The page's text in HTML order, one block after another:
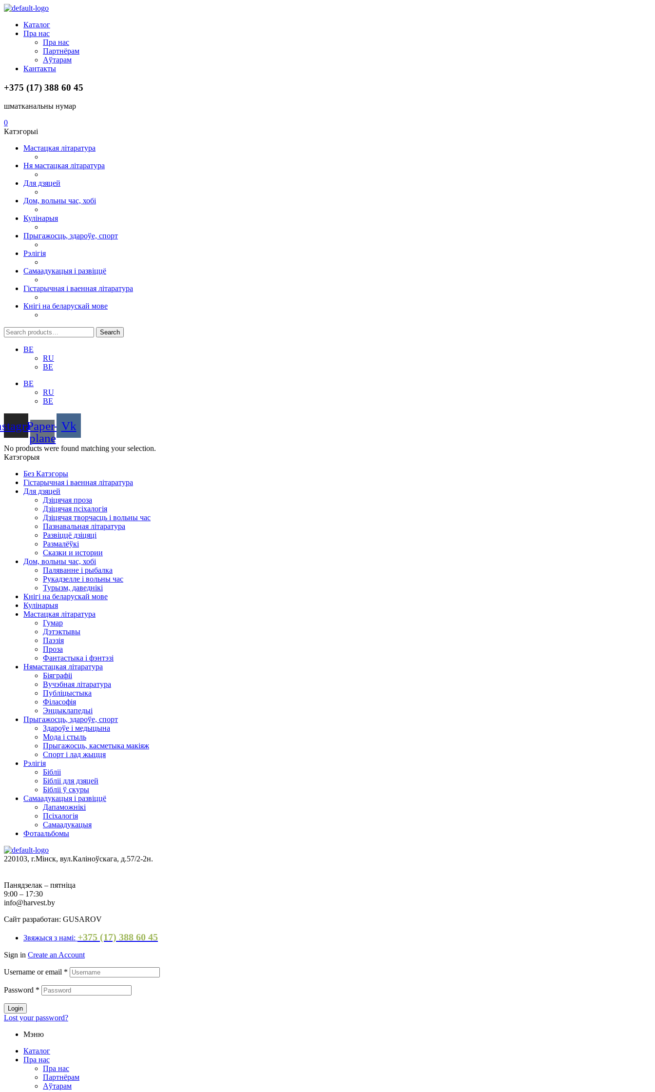
Menu
Каталог
Пра нас
Пра нас
Партнёрам
Аўтарам
Кантакты
+375 (17) 388 60 45
шматканальны нумар
0
Катэгорыі
Мастацкая літаратура
Ня мастацкая літаратура
Для дзяцей
Дом, вольны час, хобі
Кулінарыя
Прыгажосць, здароўе, спорт
Рэлігія
Самаадукацыя і развіццё
Гістарычная і ваенная літаратура
Кнігі на беларускай мове
Search
for:
Search
BE
RU
BE
BE
RU
BE
Paper-
plane
Vk
No products were found matching your selection.
Катэгорыя
Без Катэгоры
Гістарычная і ваенная літаратура
Для дзяцей
Дзіцячая проза
Дзіцячая псіхалогія
Дзіцячая творчасць і вольны час
Пазнавальная літаратура
Развіццё дзіцяці
Размалёўкі
Сказки и истории
Дом, вольны час, хобі
Паляванне і рыбалка
Рукадзелле і вольны час
Турызм, даведнікі
Кнігі на беларускай мове
Кулінарыя
Мастацкая літаратура
Гумар
Дэтэктывы
Паэзія
Проза
Фантастыка і фэнтэзі
Нямастацкая літаратура
Біяграфіі
Вучэбная літаратура
Публіцыстыка
Філасофія
Энцыклапедыі
Прыгажосць, здароўе, спорт
Здароўе і медыцына
Мода і стыль
Прыгажосць, касметыка макіяж
Спорт і лад жыцця
Рэлігія
Бібліі
Бібліі для дзяцей
Бібліі ў скуры
Самаадукацыя і развіццё
Дапаможнікі
Псіхалогія
Самаадукацыя
Фотаальбомы
220103, г.Мінск, вул.Каліноўскага, д.57/2-2н.
Панядзелак – пятніца
9:00 – 17:30
info@harvest.by
Сайт разработан: GUSAROV
Звяжыся з намі: +375 (17) 388 60 45
Sign in Create an Account
Username or email *
Password *
Login
Lost your password?
Мэню
Каталог
Пра нас
Пра нас
Партнёрам
Аўтарам